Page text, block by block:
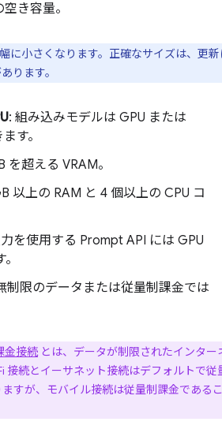
き容量。
に小さくなります。正確なサイズは、更新
ります。
: 組み込みモデルは GPU または
す。
を超える VRAM。
以上の RAM と 4 個以上の CPU コ
を使用する Prompt API には GPU
制限のデータまたは従量制課金では
金接続とは、データが制限されたインター
接続とイーサネット接続はデフォルトで従
すが、モバイル接続は従量制課金である